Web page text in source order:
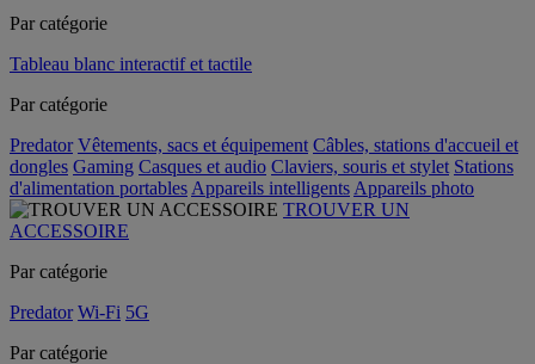
Par catégorie
Tableau blanc interactif et tactile
Par catégorie
Predator Vêtements, sacs et équipement Câbles, stations d'accueil et
dongles Gaming Casques et audio Claviers, souris et stylet Stations
d'alimentation portables Appareils intelligents Appareils photo
TROUVER UN
ACCESSOIRE
Par catégorie
Predator Wi-Fi 5G
Par catégorie